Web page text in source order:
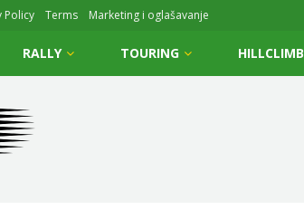
Policy Terms Marketing i oglašavanje
RALLY TOURING HILLCLIMB